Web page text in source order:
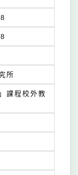
所
課程校外教